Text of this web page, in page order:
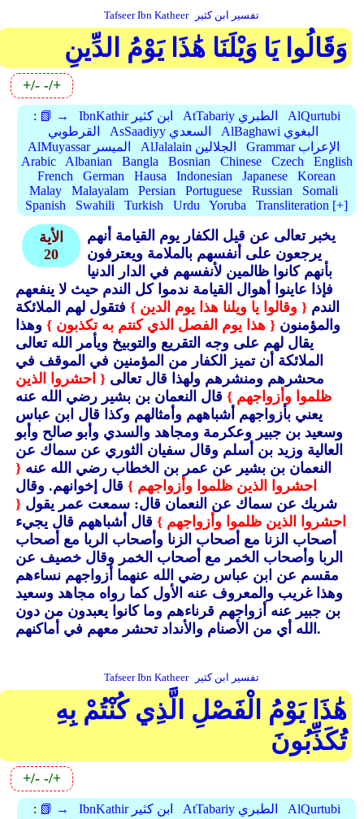
Tafseer Ibn Katheer تفسير ابن كثير
وَقَالُوا يَا وَيْلَنَا هَٰذَا يَوْمُ الدِّينِ
+/- -/+
: 📗 → IbnKathir ابن كثير AtTabariy الطبري
AlQurtubi
القرطوبي
AsSaadiyy السعدي
AlBaghawi البغوي
AlMuyassar الميسر
AlJalalain الجلالين
Grammar الإعراب
Arabic
Albanian Bangla Bosnian Chinese Czech
English
French
German Hausa Indonesian Japanese
Korean
Malay
Malayalam Persian Portuguese Russian
Somali
Spanish
Swahili Turkish Urdu Yoruba Transliteration [+]
الأية
20
يخبر تعالى عن قيل الكفار يوم القيامة أنهم
يرجعون على أنفسهم بالملامة ويعترفون
بأنهم كانوا ظالمين لأنفسهم في الدار الدنيا
فإذا عاينوا أهوال القيامة ندموا كل الندم حيث لا ينفعهم
الندم { وقالوا يا ويلنا هذا يوم الدين }فتقول لهم الملائكة
والمؤمنون { هذا يوم الفصل الذي كنتم به تكذبون }وهذا
يقال لهم على وجه التقريع والتوبيخ ويأمر الله تعالى
الملائكة أن تميز الكفار من المؤمنين في الموقف في
محشرهم ومنشرهم ولهذا قال تعالى { احشروا الذين
ظلموا وأزواجهم }قال النعمان بن بشير رضي الله عنه
يعني بأزواجهم أشباههم وأمثالهم وكذا قال ابن عباس
وسعيد بن جبير وعكرمة ومجاهد والسدي وأبو صالح وأبو
العالية وزيد بن أسلم وقال سفيان الثوري عن سماك عن
النعمان بن بشير عن عمر بن الخطاب رضي الله عنه {
احشروا الذين ظلموا وأزواجهم }قال إخوانهم.وقال
شريك عن سماك عن النعمان قال: سمعت عمر يقول {
احشروا الذين ظلموا وأزواجهم }قال أشباههم قال يجيء
أصحاب الزنا مع أصحاب الزنا وأصحاب الربا مع أصحاب
الربا وأصحاب الخمر مع أصحاب الخمر وقال خصيف عن
مقسم عن ابن عباس رضي الله عنهما أزواجهم نساءهم
وهذا غريب والمعروف عنه الأول كما رواه مجاهد وسعيد
بن جبير عنه أزواجهم قرناءهم وما كانوا يعبدون من دون
الله أي من الأصنام والأنداد تحشر معهم في أماكنهم.
Tafseer Ibn Katheer تفسير ابن كثير
هَٰذَا يَوْمُ الْفَصْلِ الَّذِي كُنْتُمْ بِهِ
تُكَذِّبُونَ
+/- -/+
: 📗 → IbnKathir ابن كثير AtTabariy الطبري
AlQurtubi